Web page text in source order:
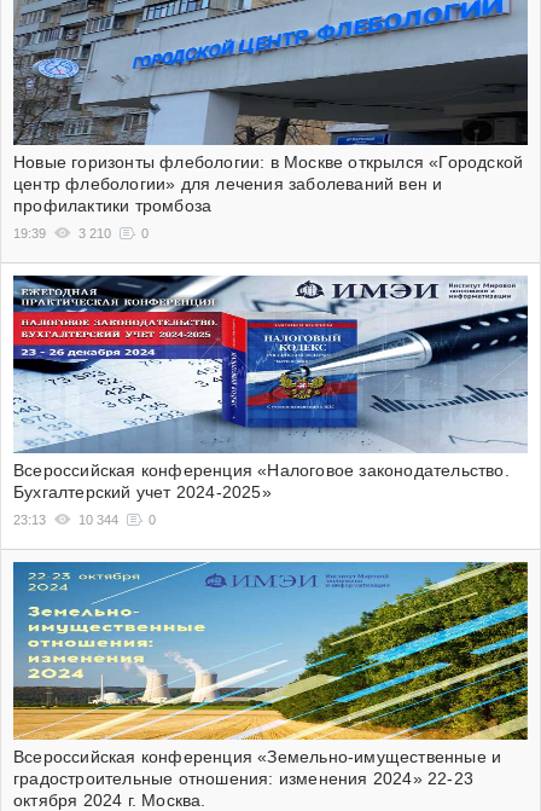
Новые горизонты флебологии: в Москве открылся «Городской
центр флебологии» для лечения заболеваний вен и
профилактики тромбоза
19:39 3 210 0
Всероссийская конференция «Налоговое законодательство.
Бухгалтерский учет 2024-2025»
23:13 10 344 0
Всероссийская конференция «Земельно-имущественные и
градостроительные отношения: изменения 2024» 22-23
октября 2024 г. Москва.